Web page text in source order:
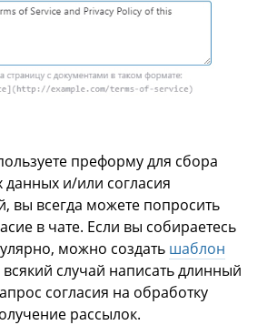
преформу для сбора
и/или согласия
вы всегда можете попросить
в чате. Если вы собираетесь
можно создать шаблон
случай написать длинный
согласия на обработку
рассылок.